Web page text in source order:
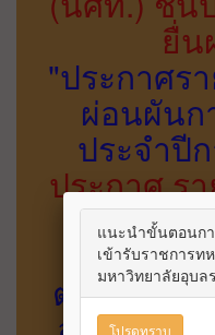
ยื่น
"ประกาศร
ผ่อนผัน
ประจำปี
ประกาศร
ยื่นเรื่อง
ออนไลน์
ตกหล่นให้